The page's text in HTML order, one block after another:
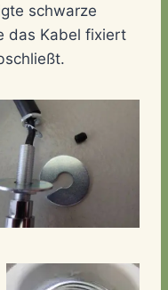
schwarze
das Kabel fixiert